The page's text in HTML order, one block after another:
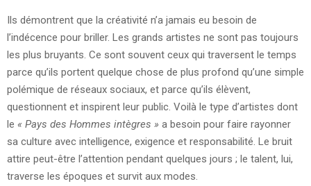
Ils démontrent que la créativité n’a jamais eu besoin de
l’indécence pour briller. Les grands artistes ne sont pas toujours
les plus bruyants. Ce sont souvent ceux qui traversent le temps
parce qu’ils portent quelque chose de plus profond qu’une simple
polémique de réseaux sociaux, et parce qu’ils élèvent,
questionnent et inspirent leur public. Voilà le type d’artistes dont
le « Pays des Hommes intègres » a besoin pour faire rayonner
sa culture avec intelligence, exigence et responsabilité. Le bruit
attire peut-être l’attention pendant quelques jours ; le talent, lui,
traverse les époques et survit aux modes.